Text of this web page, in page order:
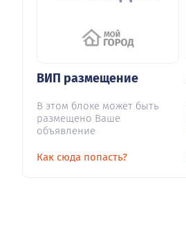
ВИП размещение
В этом блоке может быть
размещено Ваше
объявление
Как сюда попасть?